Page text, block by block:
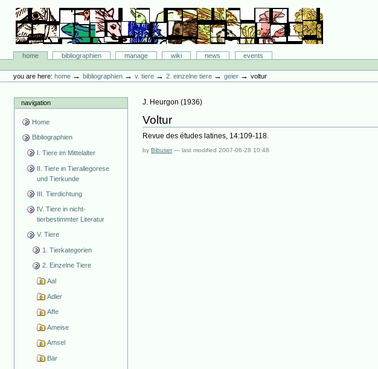
content.
navigation
Bibliographie-Portal
Sectionshome bibliographien manage wiki news
events
tools
you are here: home →bibliographien →v. tiere →2. einzelne tiere →geier →voltur
navigation
Home
Bibliographien
I. Tiere im Mittelalter
II. Tiere in Tierallegorese
und Tierkunde
III. Tierdichtung
IV. Tiere in nicht-
tierbestimmter Literatur
V. Tiere
1. Tierkategorien
2. Einzelne Tiere
Aal
Adler
Affe
Ameise
Amsel
Bär
J. Heurgon (1936)
Voltur
Revue des études latines, 14:109-118.
byBibuser —last modified2007-06-28 10:48